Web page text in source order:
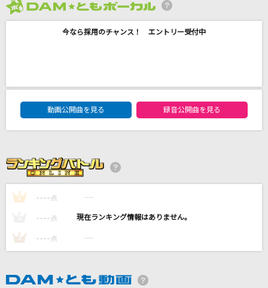
DREAMS COME TRUE
Reason(アニメバージョン)
AKB48
Sharon
Official髭男dism
[生音]さよならエレジー
今なら採用のチャンス！ エントリー受付中
DAM★ともボーカルエントリーランキング
動画公開曲を見る
録音公開曲を見る
1 ---- 点 ----
---- 点 ----
3 ---- 点 ----